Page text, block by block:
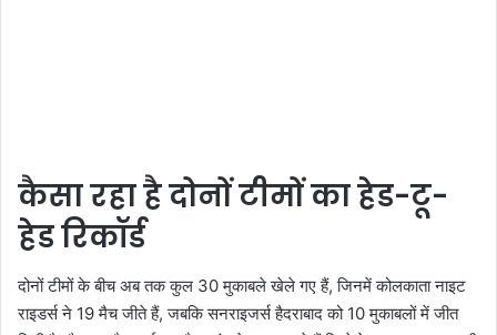
कैसा रहा है दोनों टीमों का हेड-टू-
हेड रिकॉर्ड
दोनों टीमों के बीच अब तक कुल 30 मुकाबले खेले गए हैं, जिनमें कोलकाता नाइट
राइडर्स ने 19 मैच जीते हैं, जबकि सनराइजर्स हैदराबाद को 10 मुकाबलों में जीत